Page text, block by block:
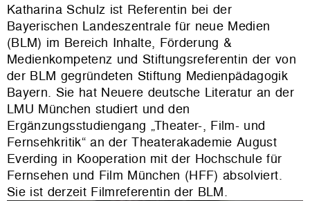
Katharina Schulz ist Referentin bei der
Bayerischen Landeszentrale für neue Medien
(BLM) im Bereich Inhalte, Förderung &
Medienkompetenz und Stiftungsreferentin der von
der BLM gegründeten Stiftung Medienpädagogik
Bayern. Sie hat Neuere deutsche Literatur an der
LMU München studiert und den
Ergänzungsstudiengang „Theater-, Film- und
Fernsehkritik“ an der Theaterakademie August
Everding in Kooperation mit der Hochschule für
Fernsehen und Film München (HFF) absolviert.
Sie ist derzeit Filmreferentin der BLM.